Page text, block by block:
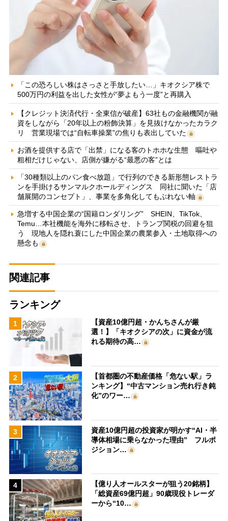
「この恐ろしい株はさっさと手放したい…」キオクシア株で
500万円の利益を出した女性が“夢よもう一度”と再購入
【クレジット決済代行・全東信が破産】63社もの金融機関が融
資をしながら「20年以上の粉飾決算」を見抜けなかったカラク
リ 営業現場では“自転車操業”の焦りも表出していた
お酒を提供する店で「出禁」になる客のトホホな生態 嘔吐や
粗相だけじゃない、店側が嫌がる“最悪の客”とは
「30種類以上のパン食べ放題」で行列のできる新形態レストラ
ンを手掛けるサンマルクホールディングス 同社に聞いた「店
舗展開のコンセプト」、事業を多角化してもぶれない軸
急増する中国企業の“国籍ロンダリング” SHEIN、TikTok、
Temu…本社機能を海外に移転させ、トランプ関税の回避を狙
う 現地人を隠れ蓑にした中国企業の農業参入・土地取得への
懸念も
関連記事
ランキング
1
【資産10億円超・かんちさんが厳
選！】「キオクシアの次」に資金が流
れる期待の高…
2
【首都圏の不動産価格「危ない駅」ラ
ンキング】“中古マンション売れ行き鈍
化”のワー…
3
資産10億円超の投資家が明かす“AI・半
導体相場に乗らなかった理由” フルポ
ジション…
4
【億り人オールスターが狙う20銘柄】
「総資産69億円超」90歳現役トレーダ
ーから“10…